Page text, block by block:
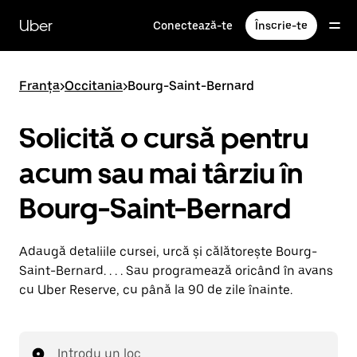
direct
conținutul
principal
Uber Conectează-te Înscrie-te
Franța>Occitania>Bourg-Saint-Bernard
Solicită o cursă pentru
acum sau mai târziu în
Bourg-Saint-Bernard
Adaugă detaliile cursei, urcă și călătorește Bourg-
Saint-Bernard. . . . Sau programează oricând în avans
cu Uber Reserve, cu până la 90 de zile înainte.
Introdu un loc